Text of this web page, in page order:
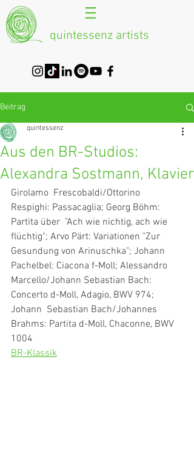
quintessenz artists
Beitrag
Aus den BR-Studios:
Alexandra Sostmann, Klavier
quintessenz
Girolamo  Frescobaldi/Ottorino
Respighi: Passacaglia; Georg Böhm:
Partita über  "Ach wie nichtig, ach wie
flüchtig"; Arvo Pärt: Variationen "Zur
Gesundung von Arinuschka"; Johann
Pachelbel: Ciacona f-Moll; Alessandro
Marcello/Johann Sebastian Bach:
Concerto d-Moll, Adagio, BWV 974;
Johann  Sebastian Bach/Johannes
Brahms: Partita d-Moll, Chaconne, BWV
1004
BR-Klassik